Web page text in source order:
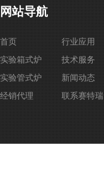
网站导航
首页
行业应用
实验箱式炉
技术服务
实验管式炉
新闻动态
经销代理
联系赛特瑞